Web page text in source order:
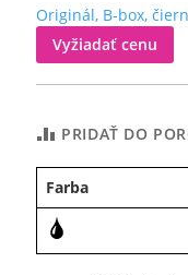
Originál, B-box,
Vyžiadať cenu
PRIDAŤ DO
Farba